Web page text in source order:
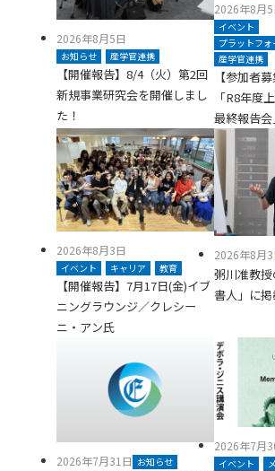
2026年8月5日
お知らせ 産学官連携
【開催報告】8/4（火）第2回
新規事業研究会を開催しまし
た！
2026年8月5
イベント
プラットフ
産学官連携
【参加者
「R8年度
最終報告
2026年8月3日
イベント キャリア 教育
【開催報告】7月17日(金)イブ
ニングラウンジ／クレシー
ニ・アン氏
2026年8月3
粥川准教
書人」に
2026年7月31日 お知らせ
2026年7月
イベント